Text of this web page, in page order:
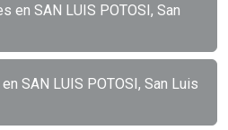
en SAN LUIS POTOSI, San
SAN LUIS POTOSI, San Luis